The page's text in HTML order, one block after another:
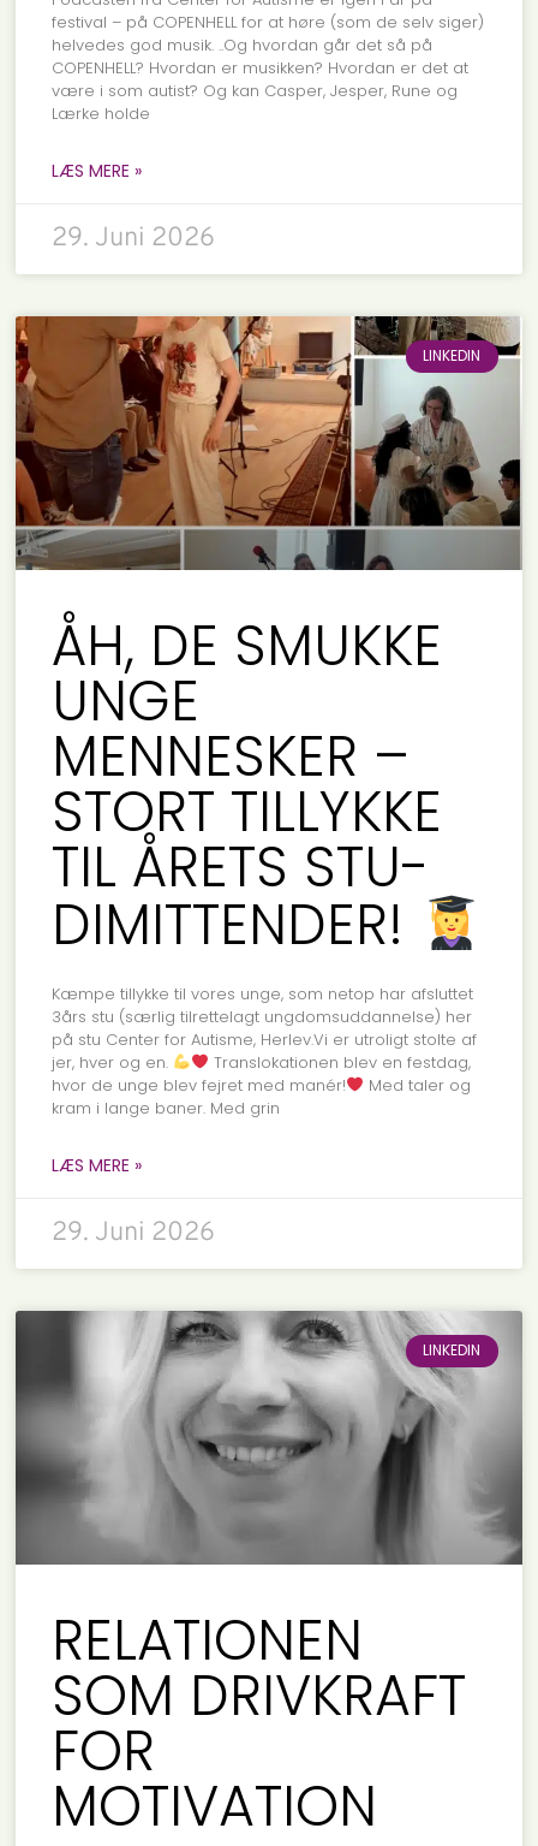
festival – på COPENHELL for at høre (som de selv siger)
helvedes god musik. ..Og hvordan går det så på
COPENHELL? Hvordan er musikken? Hvordan er det at
være i som autist? Og kan Casper, Jesper, Rune og
Lærke holde
LÆS MERE »
29. Juni 2026
LINKEDIN
ÅH, DE SMUKKE
UNGE
MENNESKER –
STORT TILLYKKE
TIL ÅRETS STU-
DIMITTENDER!
Kæmpe tillykke til vores unge, som netop har afsluttet
3års stu (særlig tilrettelagt ungdomsuddannelse) her
på stu Center for Autisme, Herlev.Vi er utroligt stolte af
jer, hver og en.
Translokationen blev en festdag,
hvor de unge blev fejret med manér!
Med taler og
kram i lange baner. Med grin
LÆS MERE »
29. Juni 2026
LINKEDIN
RELATIONEN
SOM DRIVKRAFT
FOR
MOTIVATION